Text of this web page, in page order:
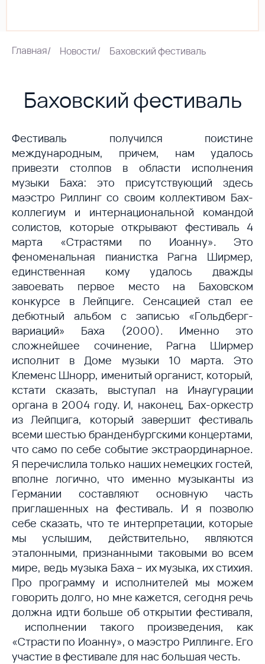
Главная/ Новости/ Баховский фестиваль
Баховский фестиваль
Фестиваль получился поистине
международным, причем, нам удалось
привезти столпов в области исполнения
музыки Баха: это присутствующий здесь
маэстро Риллинг со своим коллективом Бах-
коллегиум и интернациональной командой
солистов, которые открывают фестиваль 4
марта «Страстями по Иоанну». Это
феноменальная пианистка Рагна Ширмер,
единственная кому удалось дважды
завоевать первое место на Баховском
конкурсе в Лейпциге. Сенсацией стал ее
дебютный альбом с записью «Гольдберг-
вариаций» Баха (2000). Именно это
сложнейшее сочинение, Рагна Ширмер
исполнит в Доме музыки 10 марта. Это
Клеменс Шнорр, именитый органист, который,
кстати сказать, выступал на Инаугурации
органа в 2004 году. И, наконец, Бах-оркестр
из Лейпцига, который завершит фестиваль
всеми шестью бранденбургскими концертами,
что само по себе событие экстраординарное.
Я перечислила только наших немецких гостей,
вполне логично, что именно музыканты из
Германии составляют основную часть
приглашенных на фестиваль. И я позволю
себе сказать, что те интерпретации, которые
мы услышим, действительно, являются
эталонными, признанными таковыми во всем
мире, ведь музыка Баха – их музыка, их стихия.
Про программу и исполнителей мы можем
говорить долго, но мне кажется, сегодня речь
должна идти больше об открытии фестиваля,
исполнении такого произведения, как
«Страсти по Иоанну», о маэстро Риллинге. Его
участие в фестивале для нас большая честь.